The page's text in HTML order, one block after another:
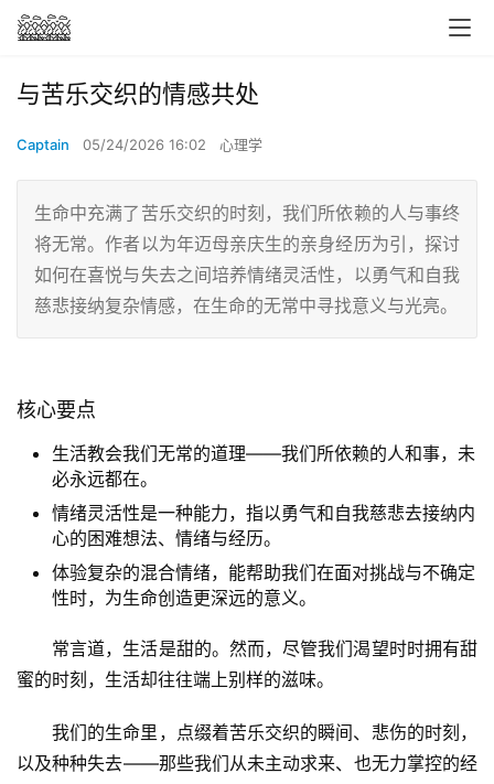
与苦乐交织的情感共处
Captain 05/24/2026 16:02 心理学
生命中充满了苦乐交织的时刻，我们所依赖的人与事终
将无常。作者以为年迈母亲庆生的亲身经历为引，探讨
如何在喜悦与失去之间培养情绪灵活性，以勇气和自我
慈悲接纳复杂情感，在生命的无常中寻找意义与光亮。
核心要点
生活教会我们无常的道理——我们所依赖的人和事，未
必永远都在。
情绪灵活性是一种能力，指以勇气和自我慈悲去接纳内
心的困难想法、情绪与经历。
体验复杂的混合情绪，能帮助我们在面对挑战与不确定
性时，为生命创造更深远的意义。
常言道，生活是甜的。然而，尽管我们渴望时时拥有甜
蜜的时刻，生活却往往端上别样的滋味。
我们的生命里，点缀着苦乐交织的瞬间、悲伤的时刻，
以及种种失去——那些我们从未主动求来、也无力掌控的经